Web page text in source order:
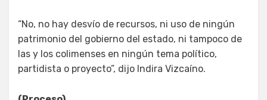
“No, no hay desvío de recursos, ni uso de ningún
patrimonio del gobierno del estado, ni tampoco de
las y los colimenses en ningún tema político,
partidista o proyecto”, dijo Indira Vizcaíno.